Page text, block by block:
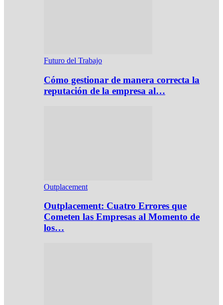
Futuro del Trabajo
Cómo gestionar de manera correcta la
reputación de la empresa al…
Outplacement
Outplacement: Cuatro Errores que
Cometen las Empresas al Momento de
los…